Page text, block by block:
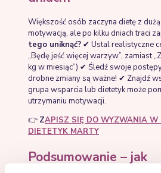
Większość osób zaczyna dietę z dużą
motywacją, ale po kilku dniach traci
tego uniknąć?✔ Ustal realistyczne
„Będę jeść więcej warzyw”, zamiast
kg w miesiąc”) ✔ Śledź swoje
drobne zmiany są ważne! ✔ Znajdź
grupa wsparcia lub dietetyk może
utrzymaniu motywacji.
👉 ZAPISZ SIĘ DO WYZWANIA W
DIETETYK MARTY
Podsumowanie – jak